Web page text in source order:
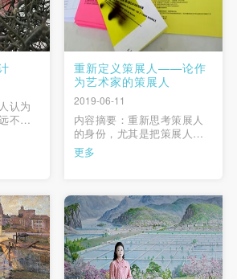
认为
不可
经颇
视线
术
形式
动，
重新定义策展人——论作
为艺术家的策展人
2019-06-11
内容摘要：重新思考策展人
的身份，尤其是把策展人定
位为艺术家，这在艺术界是
很难被普遍接受的，首先一
定角色，这些角色所承担的
劳动分工早已成为一种行业
规范。但是对这种规范刻板
的不加区分的应用可能会损
害那些作为 …
更多
发送验证码
机号码将作为您的登录账号
登录